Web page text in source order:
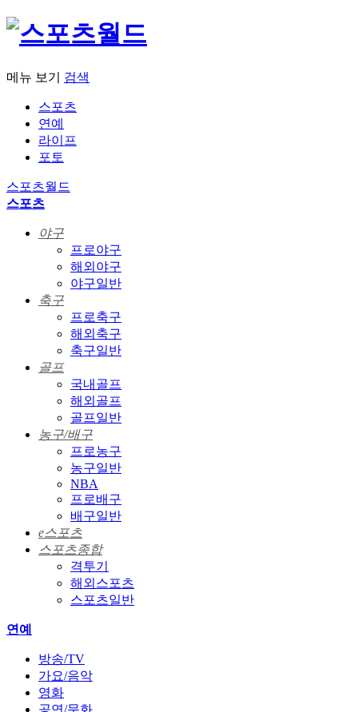
메뉴 보기 검색
스포츠
연예
라이프
포토
스포츠월드
스포츠
야구
프로야구
해외야구
야구일반
축구
프로축구
해외축구
축구일반
골프
국내골프
해외골프
골프일반
농구/배구
프로농구
농구일반
NBA
프로배구
배구일반
e스포츠
스포츠종합
격투기
해외스포츠
스포츠일반
연예
방송/TV
가요/음악
영화
공연/문화